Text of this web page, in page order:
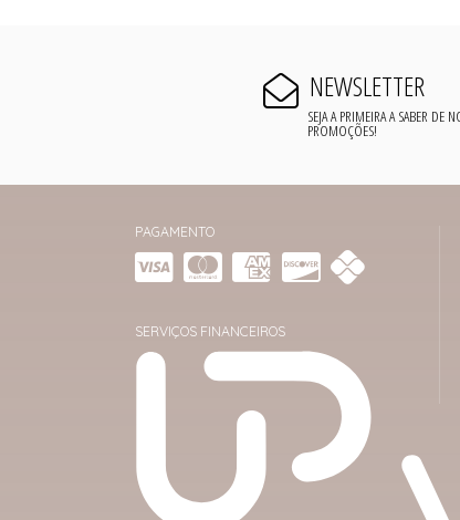
NEWSLETTER
SEJA A PRIMEIRA A SABER DE
PROMOÇÕES!
PAGAMENTO
SERVIÇOS FINANCEIROS